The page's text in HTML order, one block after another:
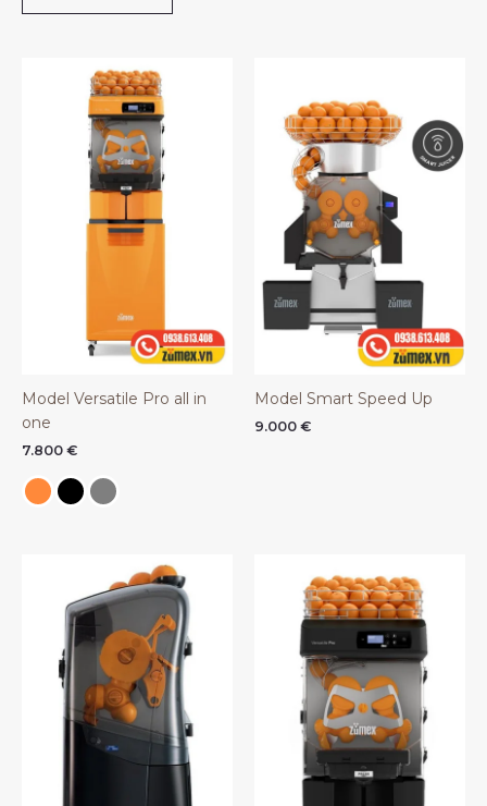
Model Versatile Pro all in
one
7.800 €
Model Smart Speed Up
9.000 €